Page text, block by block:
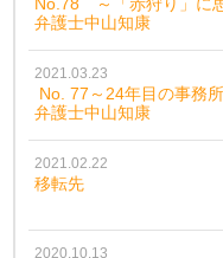
弁護士中山知康
2021.03.23
No. 77～24年目の事務
弁護士中山知康
2021.02.22
移転先
2020.10.13